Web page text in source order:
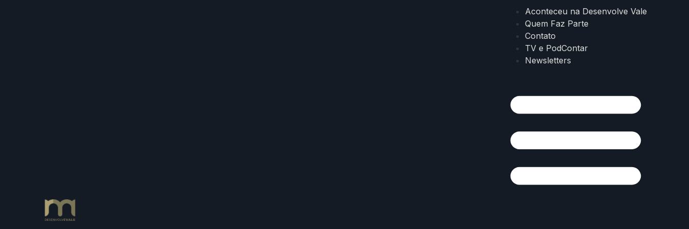
Aconteceu na Desenvolve Vale
Quem Faz Parte
Contato
TV e PodContar
Newsletters